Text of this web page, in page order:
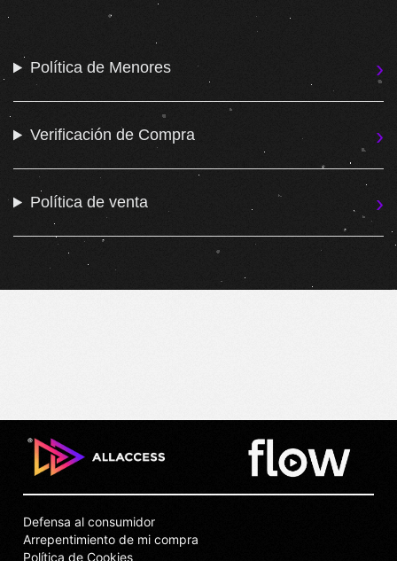
Política de Menores
Verificación de Compra
Política de venta
Política de Cookies
Arrepentimiento de mi compra
Defensa al consumidor